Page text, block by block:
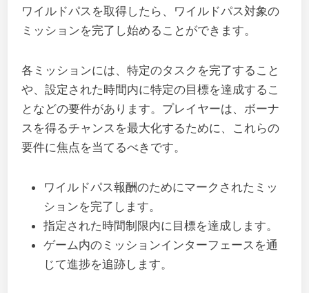
ワイルドパスを取得したら、ワイルドパス対象の
ミッションを完了し始めることができます。
各ミッションには、特定のタスクを完了すること
や、設定された時間内に特定の目標を達成するこ
となどの要件があります。プレイヤーは、ボーナ
スを得るチャンスを最大化するために、これらの
要件に焦点を当てるべきです。
ワイルドパス報酬のためにマークされたミッ
ションを完了します。
指定された時間制限内に目標を達成します。
ゲーム内のミッションインターフェースを通
じて進捗を追跡します。